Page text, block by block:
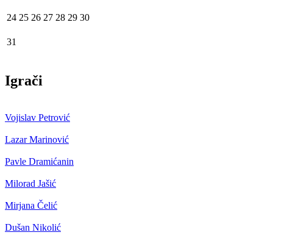
24 25 26 27 28 29 30
31
Igrači
Vojislav Petrović
Lazar Marinović
Pavle Dramićanin
Milorad Jašić
Mirjana Čelić
Dušan Nikolić